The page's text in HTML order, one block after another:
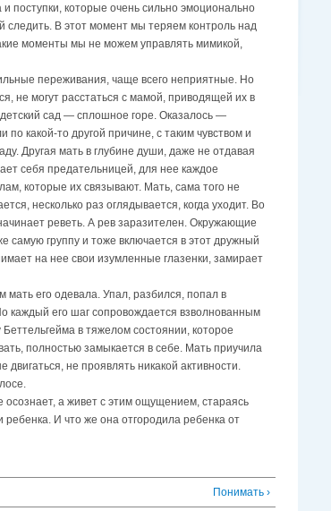
которые очень сильно эмоционально
следить. В этот момент мы теряем контроль над
моменты мы не можем управлять мимикой,
переживания, чаще всего неприятные. Но
не могут расстаться с мамой, приводящей их в
сад — сплошное горе. Оказалось —
какой-то другой причине, с таким чувством и
Другая мать в глубине души, даже не отдавая
себя предательницей, для нее каждое
которые их связывают. Мать, сама того не
несколько раз оглядывается, когда уходит. Во
реветь. А рев заразителен. Окружающие
самую группу и тоже включается в этот дружный
на нее свои изумленные глазенки, замирает
его одевала. Упал, разбился, попал в
каждый его шаг сопровождается взволнованным
в тяжелом состоянии, которое
полностью замыкается в себе. Мать приучила
не проявлять никакой активности.
а живет с этим ощущением, стараясь
И что же она отгородила ребенка от
Понимать ›